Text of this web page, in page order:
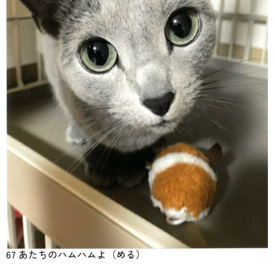
67 あたちのハムハムよ（める）